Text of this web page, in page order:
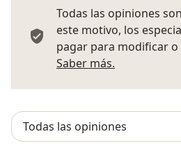
Todas las opiniones
este motivo, los
pagar para modificar
Saber más.